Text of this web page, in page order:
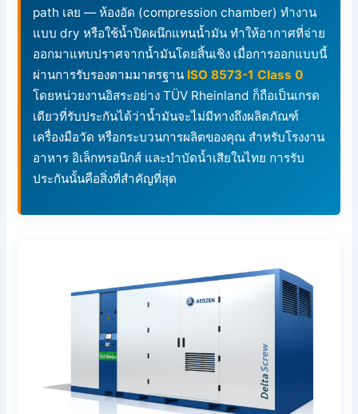
path เลย — ห้องอัด (compression chamber) ทำงาน
แบบ dry หรือใช้น้ำปิดผนึกแทนน้ำมัน ทำให้อากาศที่จ่าย
ออกมาแทบปราศจากน้ำมันโดยสิ้นเชิง เมื่อการออกแบบนี้
ผ่านการรับรองตามมาตรฐาน ISO 8573-1 Class 0
โดยหน่วยงานอิสระอย่าง TÜV Rheinland ก็ถือเป็นเกรด
เดียวที่รับประกันได้ว่าน้ำมันจะไม่มีทางถึงผลิตภัณฑ์
เครื่องมือวัด หรือกระบวนการผลิตของคุณ สำหรับโรงงาน
อาหาร อิเล็กทรอนิกส์ และบำบัดน้ำเสียในไทย การรับ
ประกันนั้นคือสิ่งที่สำคัญที่สุด